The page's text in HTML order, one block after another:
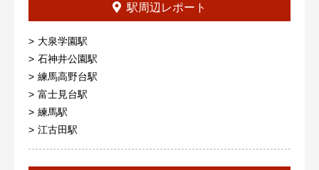
駅周辺レポート
大泉学園駅
石神井公園駅
練馬高野台駅
富士見台駅
練馬駅
江古田駅